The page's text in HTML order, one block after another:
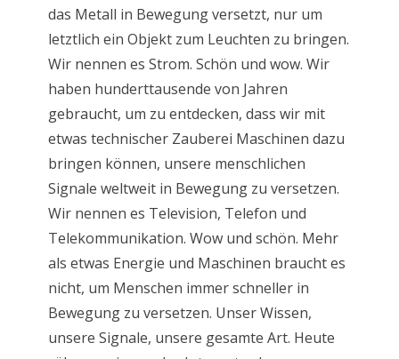
das Metall in Bewegung versetzt, nur um
letztlich ein Objekt zum Leuchten zu bringen.
Wir nennen es Strom. Schön und wow. Wir
haben hunderttausende von Jahren
gebraucht, um zu entdecken, dass wir mit
etwas technischer Zauberei Maschinen dazu
bringen können, unsere menschlichen
Signale weltweit in Bewegung zu versetzen.
Wir nennen es Television, Telefon und
Telekommunikation. Wow und schön. Mehr
als etwas Energie und Maschinen braucht es
nicht, um Menschen immer schneller in
Bewegung zu versetzen. Unser Wissen,
unsere Signale, unsere gesamte Art. Heute